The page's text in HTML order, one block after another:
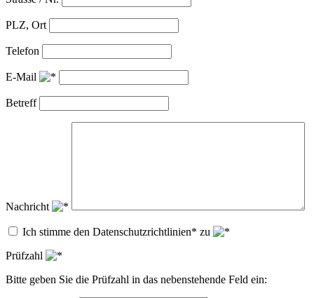
PLZ, Ort
Telefon
E-Mail
Betreff
Nachricht
Ich stimme den Datenschutzrichtlinien* zu
Prüfzahl
Bitte geben Sie die Prüfzahl in das nebenstehende Feld ein: